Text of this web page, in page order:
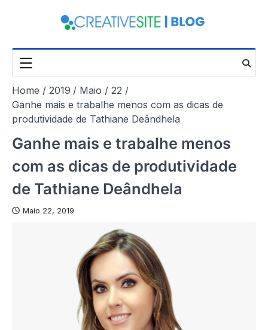
Home 2019 Maio
22
Ganhe mais e trabalhe menos com as dicas de
produtividade de Tathiane Deândhela
Ganhe mais e trabalhe menos
com as dicas de produtividade
de Tathiane Deândhela
Maio 22, 2019